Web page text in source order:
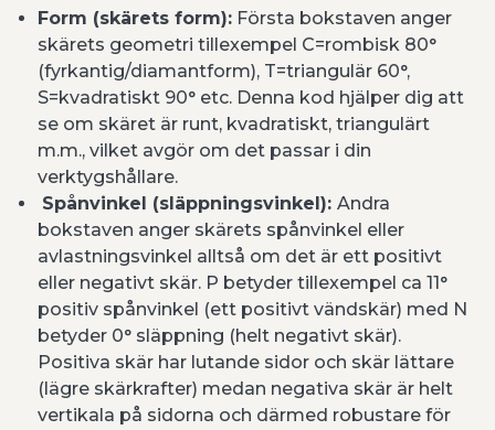
Form (skärets form): Första bokstaven anger
skärets geometri tillexempel C=rombisk 80°
(fyrkantig/diamantform), T=triangulär 60°,
S=kvadratiskt 90° etc. Denna kod hjälper dig att
se om skäret är runt, kvadratiskt, triangulärt
m.m., vilket avgör om det passar i din
verktygshållare.
Spånvinkel (släppningsvinkel): Andra
bokstaven anger skärets spånvinkel eller
avlastningsvinkel alltså om det är ett positivt
eller negativt skär. P betyder tillexempel ca 11°
positiv spånvinkel (ett positivt vändskär) med N
betyder 0° släppning (helt negativt skär).
Positiva skär har lutande sidor och skär lättare
(lägre skärkrafter) medan negativa skär är helt
vertikala på sidorna och därmed robustare för